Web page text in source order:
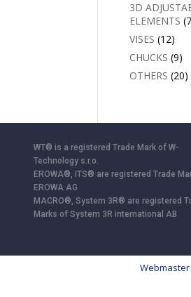
3D
ELEMENTS
VISES (12)
CHUCKS (9)
OTHERS (20)
WT® is a registered Trade Mark of W-
Technology s.r.o.
EROWA®, ITS® are registered Trade
EROWA AG
MACRO®, System 3R® are registered
Marks of System 3R international AB